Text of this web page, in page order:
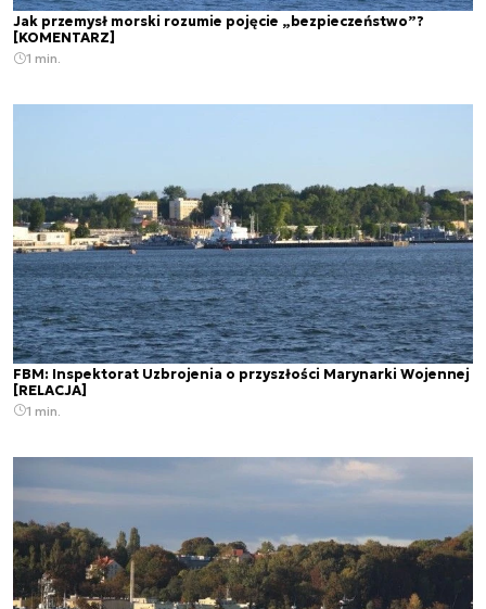
Jak przemysł morski rozumie pojęcie „bezpieczeństwo”?
[KOMENTARZ]
1 min.
FBM: Inspektorat Uzbrojenia o przyszłości Marynarki Wojennej
[RELACJA]
1 min.